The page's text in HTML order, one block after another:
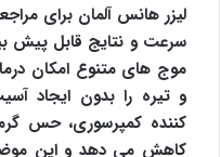
لیزر هانس آلمان برای
سرعت و نتایج قابل پیش
موج های متنوع امکان
و تیره را بدون ایجاد
کننده کمپرسوری، حس
کاهش می دهد و این